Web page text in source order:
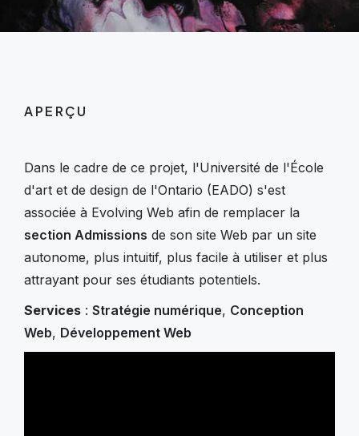
APERÇU
Dans le cadre de ce projet, l'Université de l'École
d'art et de design de l'Ontario (EADO) s'est
associée à Evolving Web afin de remplacer la
section Admissions de son site Web par un site
autonome, plus intuitif, plus facile à utiliser et plus
attrayant pour ses étudiants potentiels.
Services : Stratégie numérique, Conception
Web, Développement Web